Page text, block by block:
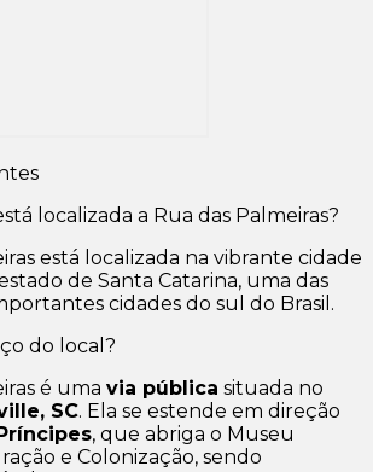
localizada a Rua das Palmeiras?
está localizada na vibrante cidade
de Santa Catarina, uma das
cidades do sul do Brasil.
do local?
é uma via pública situada no
SC. Ela se estende em direção
, que abriga o Museu
e Colonização, sendo